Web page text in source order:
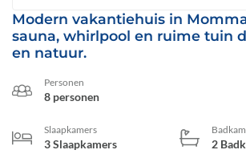
Modern vakantiehuis in
sauna, whirlpool en ruime tuin
en natuur.
Personen
8 personen
Slaapkamers
3 Slaapkamers 2